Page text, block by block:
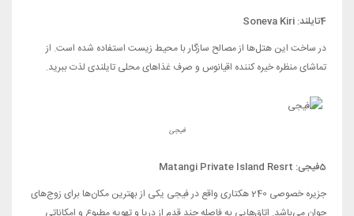
4تایلند: Soneva Kiri
در ساخت این هتل‌ها از مصالح سازگار با محیط زیست استفاده شده است. از
تماشای منظره خیره کننده اقیانوس و صرف غذاهای محلی تایلندی لذت ببرید.
فیجی
5فیجی: Matangi Private Island Resrt
جزیره خصوصی 240 هکتاری واقع در فیجی یکی از بهترین مکان‌ها برای زوج‌های